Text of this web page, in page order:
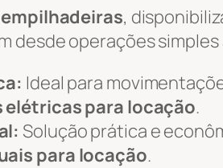
,
desde operações
Ideal para
para locação.
Solução prática e
para locação.